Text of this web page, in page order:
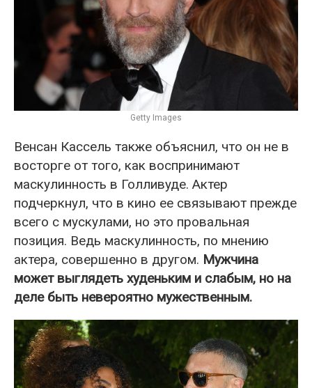
Getty Images
Венсан Кассель также объяснил, что он не в
восторге от того, как воспринимают
маскулинность в Голливуде. Актер
подчеркнул, что в кино ее связывают прежде
всего с мускулами, но это провальная
позиция. Ведь маскулинность, по мнению
актера, совершенно в другом. Мужчина
может выглядеть худеньким и слабым, но на
деле быть невероятно мужественным.